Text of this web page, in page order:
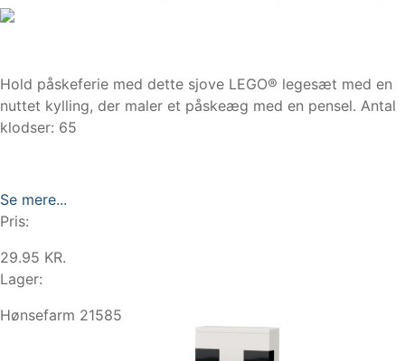
Hold påskeferie med dette sjove LEGO® legesæt med en
nuttet kylling, der maler et påskeæg med en pensel. Antal
klodser: 65
Se mere...
Pris:
29.95 KR.
Lager:
Hønsefarm 21585